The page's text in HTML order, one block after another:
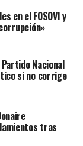
en el FOSOVI y
Nacional
si no corrige
tras